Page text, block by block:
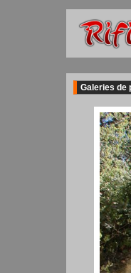
Galeries de